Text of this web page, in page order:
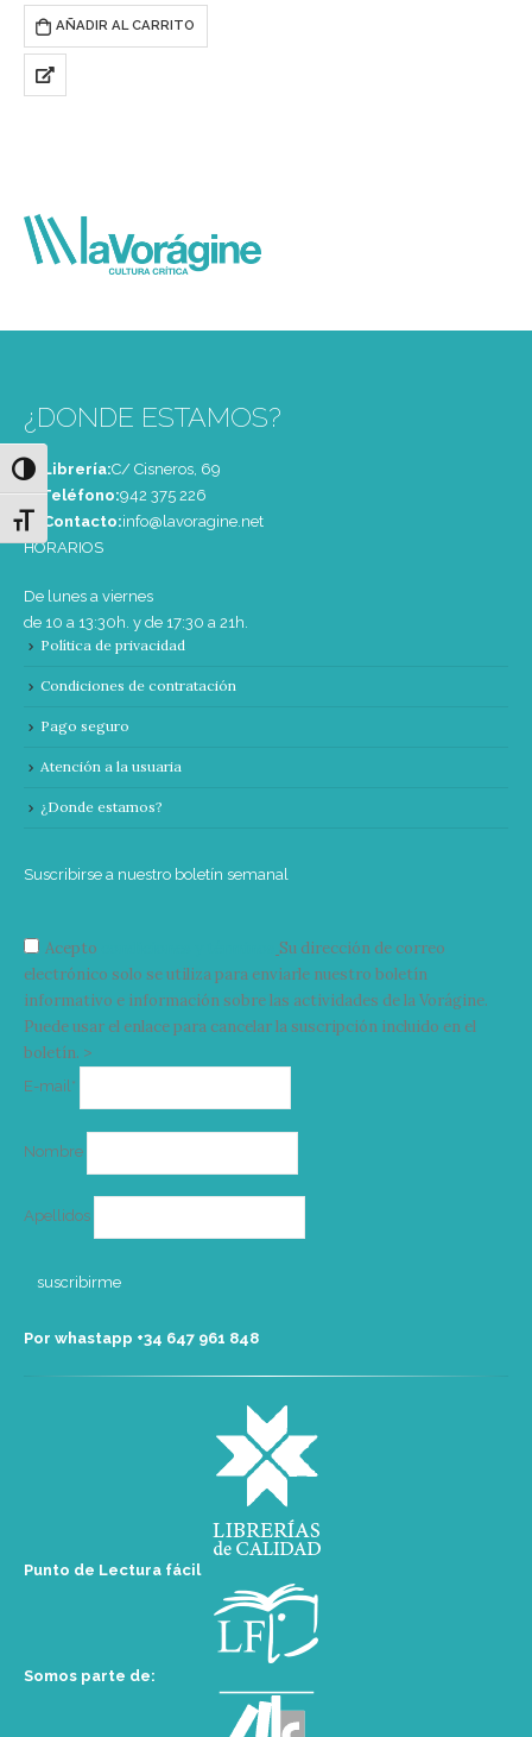
Alternar alto contraste
Alternar tamaño de letra
«Si bien la modernidad
occidental no ha traído la
libertad para todas y todos, sí
que ha conseguido difundir una
AÑADIR AL CARRITO
¿DONDE ESTAMOS?
Librería:C/ Cisneros, 69
Teléfono:‭942 375 226‬
Contacto:info@lavoragine.net
HORARIOS
De lunes a viernes
de 10 a 13:30h. y de 17:30 a 21h.
Política de privacidad
Condiciones de contratación
Pago seguro
Atención a la usuaria
¿Donde estamos?
Suscribirse a nuestro boletín semanal
Acepto
Su dirección de correo
electrónico solo se utiliza para enviarle nuestro boletín
informativo e información sobre las actividades de la Vorágine.
Puede usar el enlace para cancelar la suscripción incluido en el
boletín. >
E-mail*
Nombre
Apellidos
Por whastapp +34 ‭647 961 848‬
Punto de Lectura fácil
Somos parte de: